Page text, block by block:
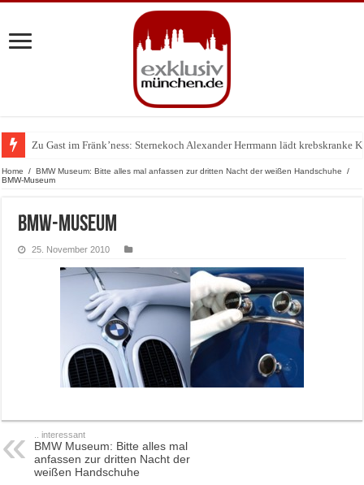
Zu Gast im Fränk’ness: Sternekoch Alexander Herrmann lädt krebskranke
Warum München gerade zum Treffpunkt der Lingerie-Branche wurde
Home / BMW Museum: Bitte alles mal anfassen zur dritten Nacht der weißen Handschuhe
/
BMW-Museum
BMW-Museum
25. November 2010
.. interessant
BMW Museum: Bitte alles mal
anfassen zur dritten Nacht der
weißen Handschuhe